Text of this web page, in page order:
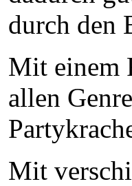
durch den
Mit einem
allen
Mit